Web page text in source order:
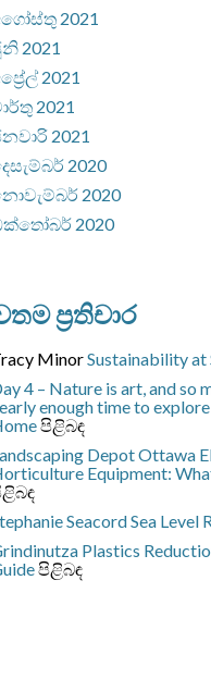
2021
2021
2021
2021
2021
2020
2020
2020
ප්‍රතිචාර
MinorSustainability at
4 – Nature is art, and so
enough time to
පිළිබඳ
Depot Ottawa
Equipment:
SeacordSea Level
Plastics
පිළිබඳ